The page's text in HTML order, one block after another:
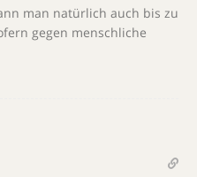
man natürlich auch bis zu
gegen menschliche